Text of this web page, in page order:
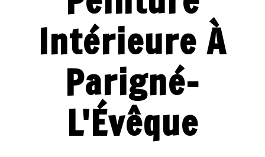
Intérieure À
Parigné-
L'Évêque